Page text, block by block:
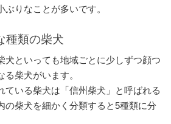
ぶりなことが多いです。
種類の柴犬
犬といっても地域ごとに少しずつ顔つ
る柴犬がいます。
ている柴犬は「信州柴犬」と呼ばれる
の柴犬を細かく分類すると5種類に分